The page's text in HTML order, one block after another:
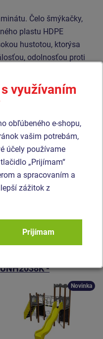
Čelo šmýkačky,
plastu HDPE
hustotou, ktorýsa
odolnosťou proti
zranenia detí ostrými
z materiálu
s vnútorným
plastovými alebo
z HPL
protišmykom, ktorý sa
odolnosťou proti
Všetok spojovací
tovar
Produkt - UNH-2038K-15
UNH2038K -
Novinka
využívaním
obľúbeného e-shopu,
vašim potrebám,
účely používame
„Prijímam“
a spracovaním a
zážitok z
Prijímam